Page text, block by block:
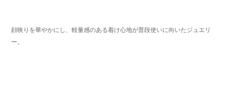
顔映りを華やかにし、軽量感のある着け心地が普段使いに向いたジュエリ
ー。